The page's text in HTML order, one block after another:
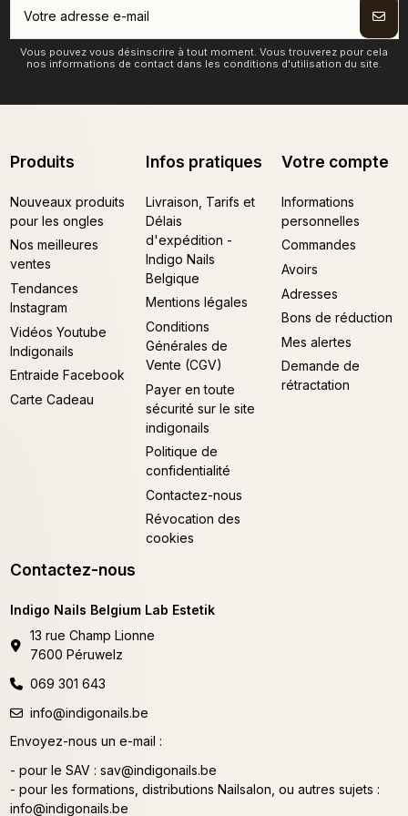
Vous pouvez vous désinscrire à tout moment. Vous trouverez pour cela
nos informations de contact dans les conditions d'utilisation du site.
Produits
Nouveaux produits
pour les ongles
Nos meilleures
ventes
Tendances
Instagram
Vidéos Youtube
Indigonails
Entraide Facebook
Carte Cadeau
Infos pratiques
Livraison, Tarifs et
Délais
d'expédition -
Indigo Nails
Belgique
Mentions légales
Conditions
Générales de
Vente (CGV)
Payer en toute
sécurité sur le site
indigonails
Politique de
confidentialité
Contactez-nous
Révocation des
cookies
Votre compte
Informations
personnelles
Commandes
Avoirs
Adresses
Bons de réduction
Mes alertes
Demande de
rétractation
Contactez-nous
Indigo Nails Belgium Lab Estetik
13 rue Champ Lionne
7600 Péruwelz
069 301 643
info@indigonails.be
Envoyez-nous un e-mail :
- pour le SAV : sav@indigonails.be
- pour les formations, distributions Nailsalon, ou autres sujets :
info@indigonails.be